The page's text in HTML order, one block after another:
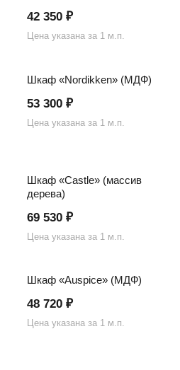
42 350 ₽
Цена указана за 1 м.п.
Шкаф «Nordikken» (МДФ)
53 300 ₽
Цена указана за 1 м.п.
Шкаф «Castle» (массив
дерева)
69 530 ₽
Цена указана за 1 м.п.
Шкаф «Auspice» (МДФ)
48 720 ₽
Цена указана за 1 м.п.